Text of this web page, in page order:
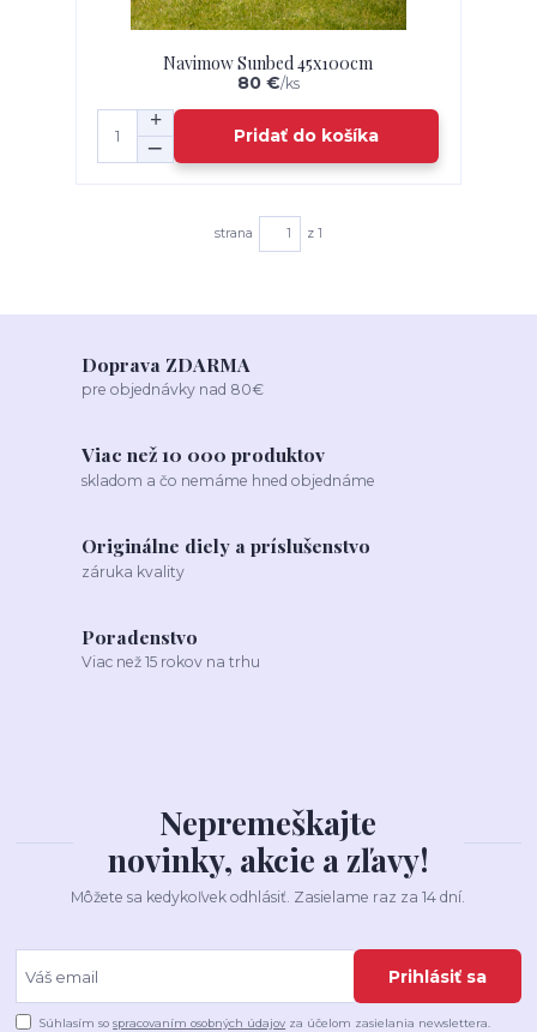
Navimow Sunbed 45x100cm
80 €/ks
Pridať do košíka
strana z 1
Doprava ZDARMA
pre objednávky nad 80€
Viac než 10 000 produktov
skladom a čo nemáme hned objednáme
Originálne diely a príslušenstvo
záruka kvality
Poradenstvo
Viac než 15 rokov na trhu
Nepremeškajte
novinky, akcie a zľavy!
Môžete sa kedykoľvek odhlásiť. Zasielame raz za 14 dní.
Prihlásiť sa
Súhlasím sospracovaním osobných údajov za účelom zasielania newslettera.